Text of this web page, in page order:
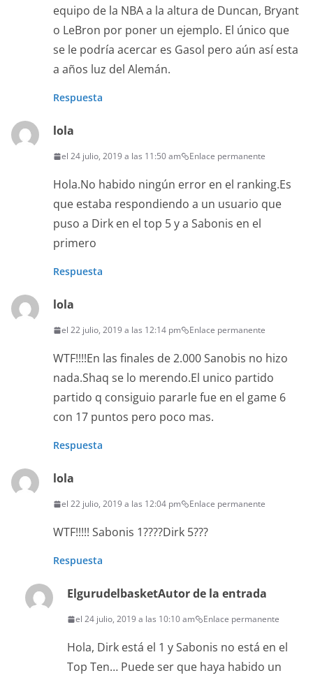
equipo de la NBA a la altura de Duncan, Bryant
o LeBron por poner un ejemplo. El único que
se le podría acercar es Gasol pero aún así esta
a años luz del Alemán.
Respuesta
lola
el 24 julio, 2019 a las 11:50 am Enlace permanente
Hola.No habido ningún error en el ranking.Es
que estaba respondiendo a un usuario que
puso a Dirk en el top 5 y a Sabonis en el
primero
Respuesta
lola
el 22 julio, 2019 a las 12:14 pm Enlace permanente
WTF!!!!En las finales de 2.000 Sanobis no hizo
nada.Shaq se lo merendo.El unico partido
partido q consiguio pararle fue en el game 6
con 17 puntos pero poco mas.
Respuesta
lola
el 22 julio, 2019 a las 12:04 pm Enlace permanente
WTF!!!!! Sabonis 1????Dirk 5???
Respuesta
ElgurudelbasketAutor de la entrada
el 24 julio, 2019 a las 10:10 am Enlace permanente
Hola, Dirk está el 1 y Sabonis no está en el
Top Ten… Puede ser que haya habido un